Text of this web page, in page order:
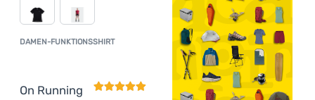
DAMEN-FUNKTIONSSHIRT
On Running
Kundenbewertung